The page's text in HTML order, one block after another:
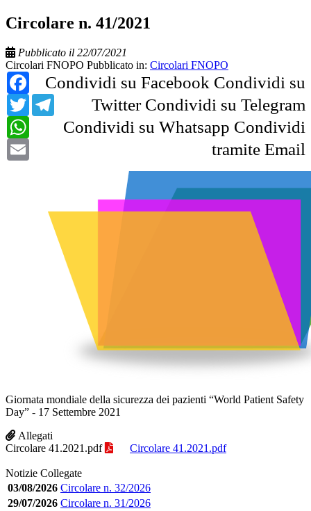
Circolare n. 41/2021
Pubblicato il 22/07/2021
Circolari FNOPO Pubblicato in: Circolari FNOPO
Condividi su Facebook
Facebook
Condividi su
Twitter
Twitter Condividi su Telegram
Telegram
Condividi su Whatsapp
WhatsApp
Condividi
tramite Email
Giornata mondiale della sicurezza dei pazienti “World Patient Safety
Day” - 17 Settembre 2021
Allegati
Circolare 41.2021.pdf
Circolare 41.2021.pdf
Notizie Collegate
03/08/2026 Circolare n. 32/2026
29/07/2026 Circolare n. 31/2026